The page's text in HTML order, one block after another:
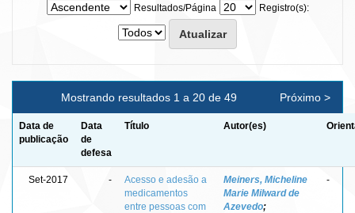
Resultados/Página
Registro(s):
Mostrando resultados 1 a 20 de 49 Próximo >
Data de
publicação
Data
de
defesa
Título Autor(es)
Set-2017 -
Acesso e adesão a
medicamentos
entre pessoas com
Meiners, Micheline
Marie Milward de
Azevedo;
-